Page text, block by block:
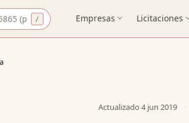
Empresas expand_more Licitaciones
Actualizado 4 jun 2019 ·